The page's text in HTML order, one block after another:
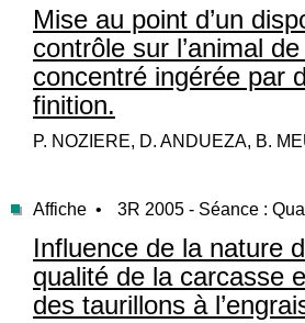
Mise au point d’un
contrôle sur l’animal
concentré ingérée par
finition.
P. NOZIERE, D. ANDUEZA, B.
Affiche • 3R 2005 - Séance :
Influence de la nature
qualité de la carcasse
des taurillons à